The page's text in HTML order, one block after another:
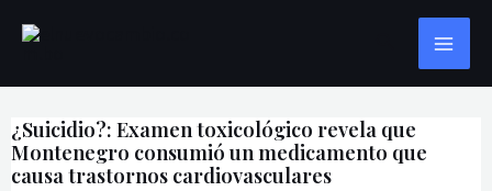
contenido
¿Suicidio?: Examen toxicológico revela que
Montenegro consumió un medicamento que
causa trastornos cardiovasculares
de
entradas